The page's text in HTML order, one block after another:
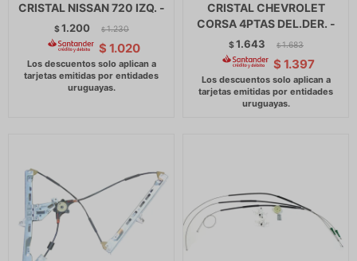
CRISTAL NISSAN 720 IZQ. -
$1.200 $ 1.230
$ 1.020
CRISTAL CHEVROLET
CORSA 4PTAS DEL.DER. -
$1.643 $ 1.683
$ 1.397